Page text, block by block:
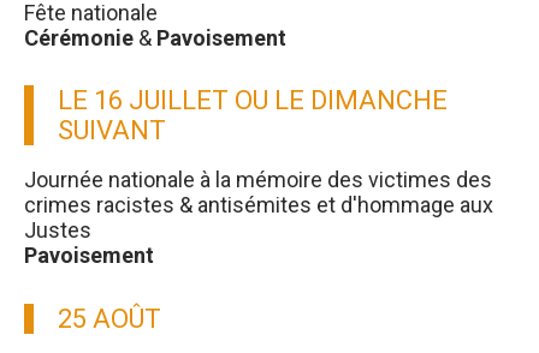
Fête nationale
Cérémonie & Pavoisement
LE 16 JUILLET OU LE DIMANCHE
SUIVANT
Journée nationale à la mémoire des victimes des
crimes racistes & antisémites et d'hommage aux
Justes
Pavoisement
25 AOÛT